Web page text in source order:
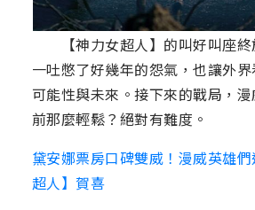
【神力女超人】的叫好叫座終
一吐憋了好幾年的怨氣，也讓外
可能性與未來。接下來的戰局，
前那麼輕鬆？絕對有難度。
黛安娜票房口碑雙威！漫威英雄
超人】賀喜